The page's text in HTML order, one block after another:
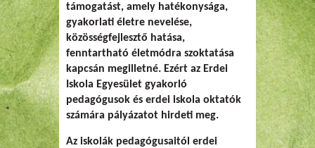
támogatást, amely hatékonysága,
gyakorlati életre nevelése,
közösségfejlesztő hatása,
fenntartható életmódra szoktatása
kapcsán megilletné. Ezért az Erdei
Iskola Egyesület gyakorló
pedagógusok és erdei iskola oktatók
számára pályázatot hirdeti meg.
Az iskolák pedagógusaitól erdei